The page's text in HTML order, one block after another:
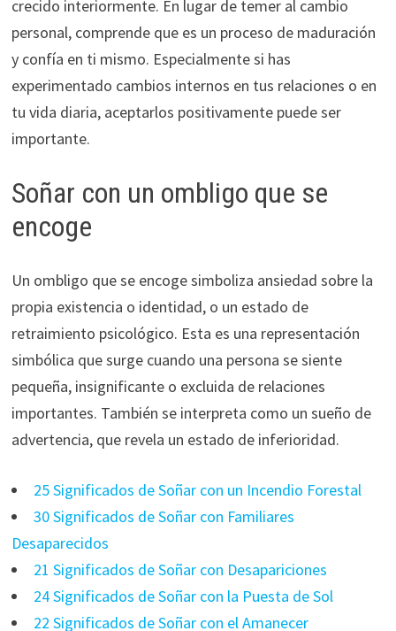
crecido interiormente. En lugar de temer al cambio
personal, comprende que es un proceso de maduración
y confía en ti mismo. Especialmente si has
experimentado cambios internos en tus relaciones o en
tu vida diaria, aceptarlos positivamente puede ser
importante.
Soñar con un ombligo que se
encoge
Un ombligo que se encoge simboliza ansiedad sobre la
propia existencia o identidad, o un estado de
retraimiento psicológico. Esta es una representación
simbólica que surge cuando una persona se siente
pequeña, insignificante o excluida de relaciones
importantes. También se interpreta como un sueño de
advertencia, que revela un estado de inferioridad.
25 Significados de Soñar con un Incendio Forestal
30 Significados de Soñar con Familiares
Desaparecidos
21 Significados de Soñar con Desapariciones
24 Significados de Soñar con la Puesta de Sol
22 Significados de Soñar con el Amanecer